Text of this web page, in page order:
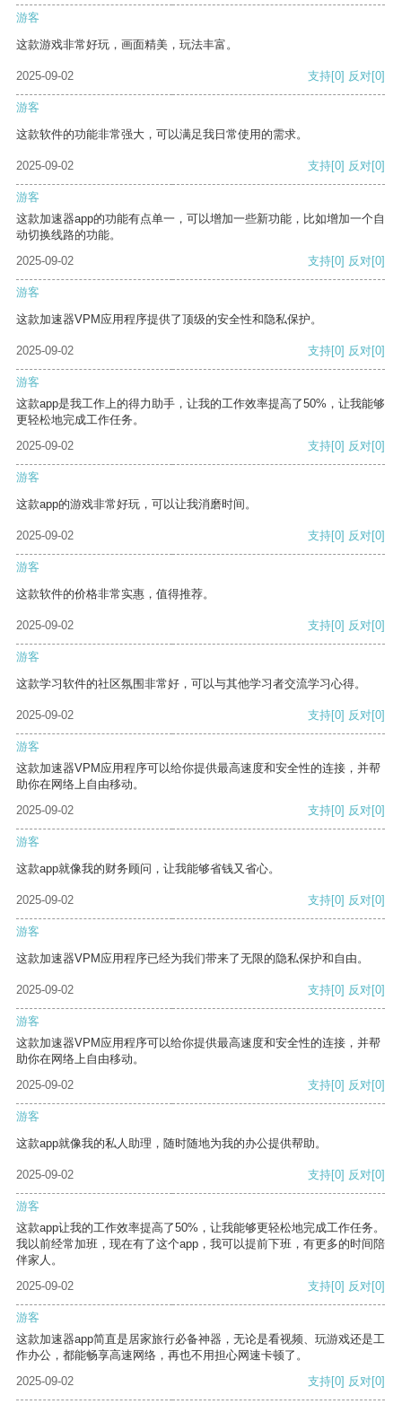
游客
这款游戏非常好玩，画面精美，玩法丰富。
2025-09-02 支持[0] 反对[0]
游客
这款软件的功能非常强大，可以满足我日常使用的需求。
2025-09-02 支持[0] 反对[0]
游客
这款加速器app的功能有点单一，可以增加一些新功能，比如增加一个自
动切换线路的功能。
2025-09-02
支持[0] 反对[0]
游客
这款加速器VPM应用程序提供了顶级的安全性和隐私保护。
2025-09-02 支持[0] 反对[0]
游客
这款app是我工作上的得力助手，让我的工作效率提高了50%，让我能够
更轻松地完成工作任务。
2025-09-02
支持[0] 反对[0]
游客
这款app的游戏非常好玩，可以让我消磨时间。
2025-09-02 支持[0] 反对[0]
游客
这款软件的价格非常实惠，值得推荐。
2025-09-02 支持[0] 反对[0]
游客
这款学习软件的社区氛围非常好，可以与其他学习者交流学习心得。
2025-09-02 支持[0] 反对[0]
游客
这款加速器VPM应用程序可以给你提供最高速度和安全性的连接，并帮
助你在网络上自由移动。
2025-09-02
支持[0] 反对[0]
游客
这款app就像我的财务顾问，让我能够省钱又省心。
2025-09-02 支持[0] 反对[0]
游客
这款加速器VPM应用程序已经为我们带来了无限的隐私保护和自由。
2025-09-02 支持[0] 反对[0]
游客
这款加速器VPM应用程序可以给你提供最高速度和安全性的连接，并帮
助你在网络上自由移动。
2025-09-02
支持[0] 反对[0]
游客
这款app就像我的私人助理，随时随地为我的办公提供帮助。
2025-09-02 支持[0] 反对[0]
游客
这款app让我的工作效率提高了50%，让我能够更轻松地完成工作任务。
我以前经常加班，现在有了这个app，我可以提前下班，有更多的时间陪
伴家人。
2025-09-02
支持[0] 反对[0]
游客
这款加速器app简直是居家旅行必备神器，无论是看视频、玩游戏还是工
作办公，都能畅享高速网络，再也不用担心网速卡顿了。
2025-09-02
支持[0] 反对[0]